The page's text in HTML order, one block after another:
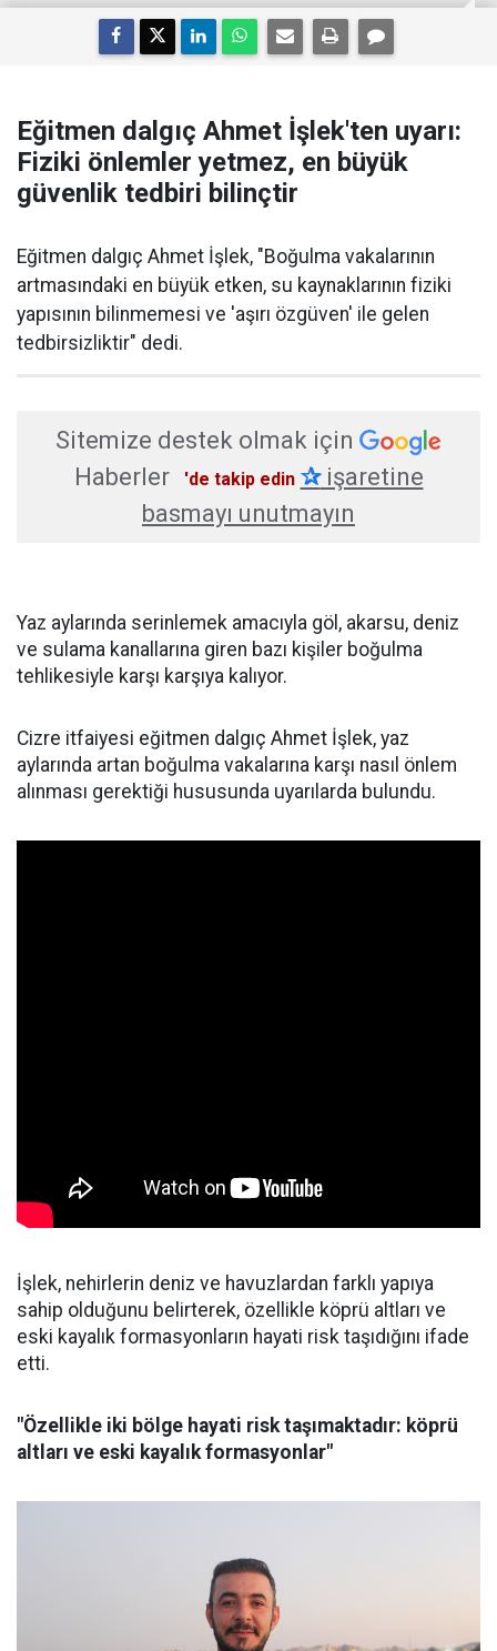
Eğitmen dalgıç Ahmet İşlek'ten uyarı:
Fiziki önlemler yetmez, en büyük
güvenlik tedbiri bilinçtir
Eğitmen dalgıç Ahmet İşlek, "Boğulma vakalarının
artmasındaki en büyük etken, su kaynaklarının fiziki
yapısının bilinmemesi ve 'aşırı özgüven' ile gelen
tedbirsizliktir" dedi.
Sitemize destek olmak için
Haberler
'de takip edin ✰işaretine
basmayı unutmayın
Yaz aylarında serinlemek amacıyla göl, akarsu, deniz
ve sulama kanallarına giren bazı kişiler boğulma
tehlikesiyle karşı karşıya kalıyor.
Cizre itfaiyesi eğitmen dalgıç Ahmet İşlek, yaz
aylarında artan boğulma vakalarına karşı nasıl önlem
alınması gerektiği hususunda uyarılarda bulundu.
İşlek, nehirlerin deniz ve havuzlardan farklı yapıya
sahip olduğunu belirterek, özellikle köprü altları ve
eski kayalık formasyonların hayati risk taşıdığını ifade
etti.
"Özellikle iki bölge hayati risk taşımaktadır: köprü
altları ve eski kayalık formasyonlar"